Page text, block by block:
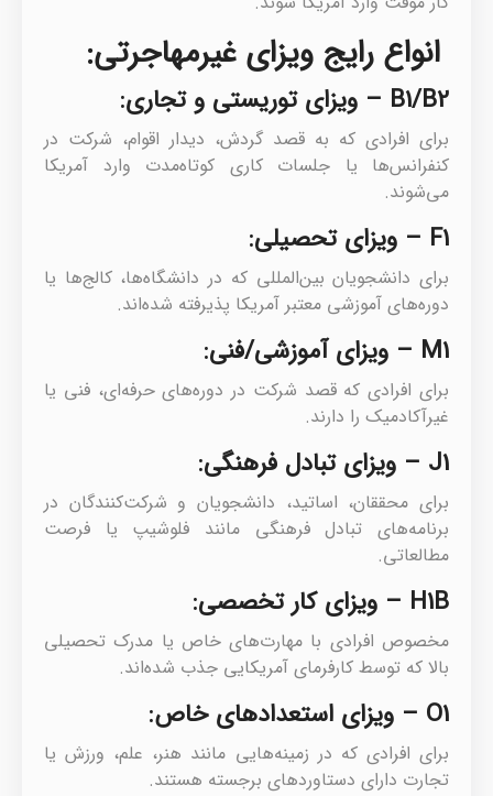
انواع رایج ویزای غیرمهاجرتی:
B1/B2 – ویزای توریستی و تجاری:
برای افرادی که به قصد گردش، دیدار اقوام، شرکت در
کنفرانس‌ها یا جلسات کاری کوتاه‌مدت وارد آمریکا
می‌شوند.
F1 – ویزای تحصیلی:
برای دانشجویان بین‌المللی که در دانشگاه‌ها، کالج‌ها یا
دوره‌های آموزشی معتبر آمریکا پذیرفته شده‌اند.
M1 – ویزای آموزشی/فنی:
برای افرادی که قصد شرکت در دوره‌های حرفه‌ای، فنی یا
غیرآکادمیک را دارند.
J1 – ویزای تبادل فرهنگی:
برای محققان، اساتید، دانشجویان و شرکت‌کنندگان در
برنامه‌های تبادل فرهنگی مانند فلوشیپ یا فرصت
مطالعاتی.
H1B – ویزای کار تخصصی:
مخصوص افرادی با مهارت‌های خاص یا مدرک تحصیلی
بالا که توسط کارفرمای آمریکایی جذب شده‌اند.
O1 – ویزای استعدادهای خاص:
برای افرادی که در زمینه‌هایی مانند هنر، علم، ورزش یا
تجارت دارای دستاوردهای برجسته هستند.